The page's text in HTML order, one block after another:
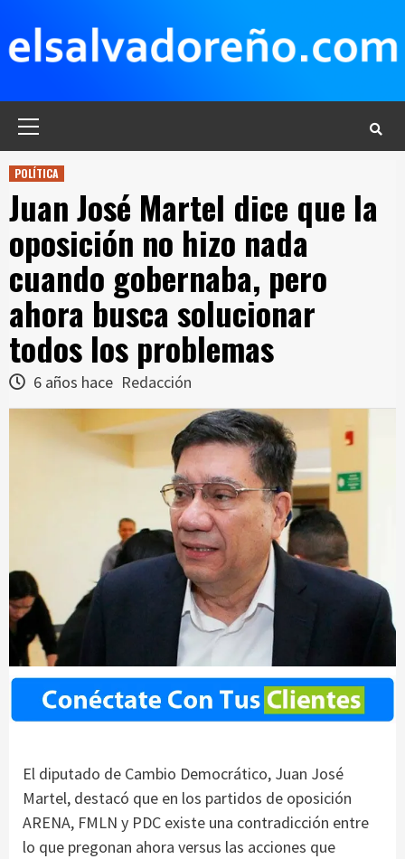
contenido
POLÍTICA
Juan José Martel dice que la
oposición no hizo nada
cuando gobernaba, pero
ahora busca solucionar
todos los problemas
6 años hace Redacción
El diputado de Cambio Democrático, Juan José
Martel, destacó que en los partidos de oposición
ARENA, FMLN y PDC existe una contradicción entre
lo que pregonan ahora versus las acciones que